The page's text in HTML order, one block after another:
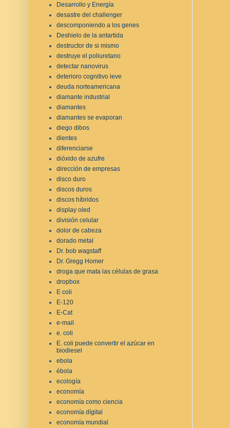
Desarrollo y Energía
desastre del challenger
descomponiendo a los genes
Deshielo de la antartida
destructor de si mismo
destruye el poliuretano
detectar nanovirus
deterioro cognitivo leve
deuda norteamericana
diamante industrial
diamantes
diamantes se evaporan
diego dibos
dientes
diferenciarse
dióxido de azufre
dirección de empresas
disco duro
discos duros
discos híbridos
display oled
división celular
dolor de cabeza
dorado metal
Dr. bob wagstaff
Dr. Gregg Homer
droga que mata las células de grasa
dropbox
E coli
E-120
E-Cat
e-mail
e. coli
E. coli puede convertir el azúcar en
biodiesel
ebola
ébola
ecología
economía
economía como ciencia
economía dígital
economía mundial